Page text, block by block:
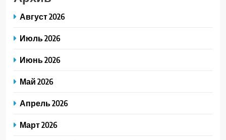
Август 2026
Июль 2026
Июнь 2026
Май 2026
Апрель 2026
Март 2026